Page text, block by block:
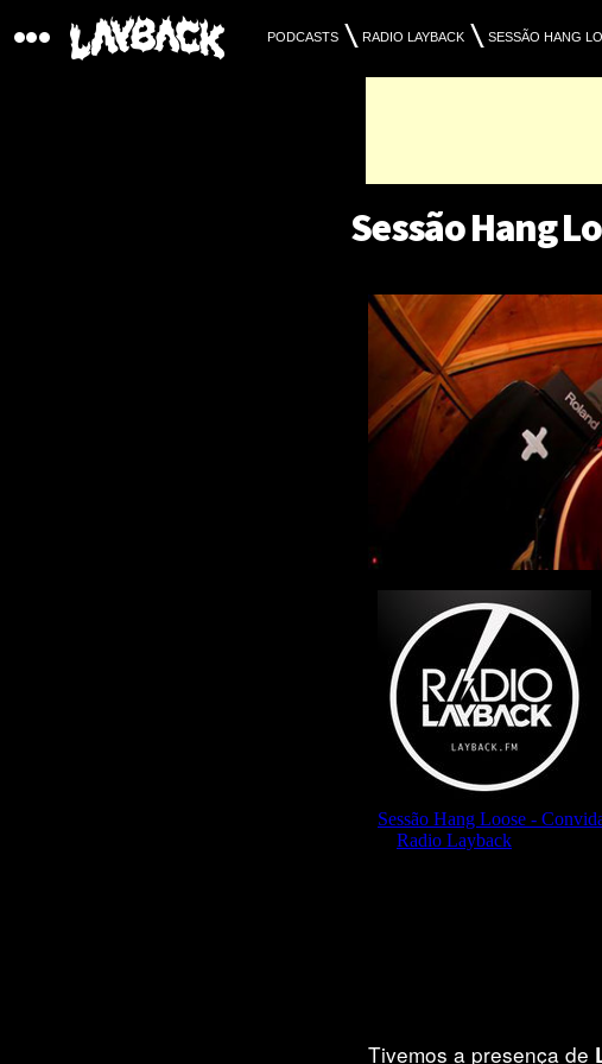
Sessão Hang
Tivemos a presença de
PODCASTS RADIO LAYBACK SESSÃO HANG